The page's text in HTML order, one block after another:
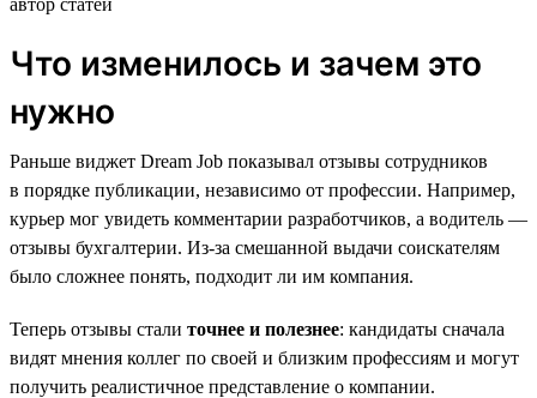
Что изменилось и зачем это
нужно
Раньше виджет Dream Job показывал отзывы сотрудников
в порядке публикации, независимо от профессии. Например,
курьер мог увидеть комментарии разработчиков, а водитель —
отзывы бухгалтерии. Из-за смешанной выдачи соискателям
было сложнее понять, подходит ли им компания.
Теперь отзывы стали точнее и полезнее: кандидаты сначала
видят мнения коллег по своей и близким профессиям и могут
получить реалистичное представление о компании.